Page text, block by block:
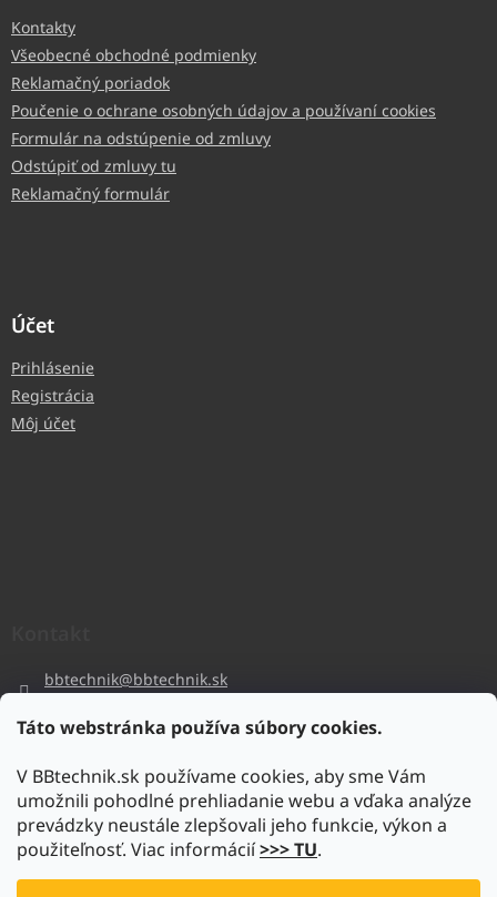
Táto webstránka používa súbory cookies.
V BBtechnik.sk používame cookies, aby sme Vám
umožnili pohodlné prehliadanie webu a vďaka analýze
prevádzky neustále zlepšovali jeho funkcie, výkon a
použiteľnosť. Viac informácií>>> TU.
Kontakty
Všeobecné obchodné podmienky
Reklamačný poriadok
Poučenie o ochrane osobných údajov a používaní cookies
Formulár na odstúpenie od zmluvy
Odstúpiť od zmluvy tu
Reklamačný formulár
Účet
Prihlásenie
Registrácia
Môj účet
bbtechnik@bbtechnik.sk
bbtechnik
https://www.youtube.com/@bb-techniks.r.o.7746